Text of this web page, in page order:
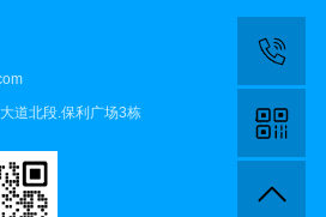
道北段.保利广场3栋